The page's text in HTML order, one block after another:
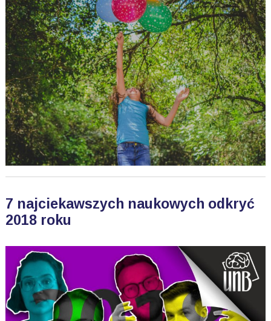
7 najciekawszych naukowych odkryć
2018 roku